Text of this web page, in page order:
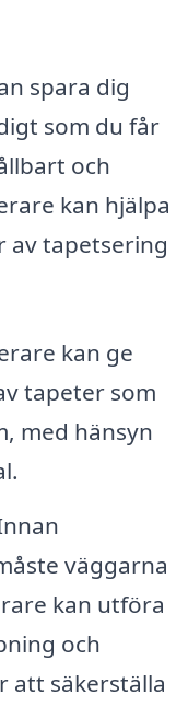
spara dig
som du får
och
kan hjälpa
av tapetsering
kan ge
tapeter som
med hänsyn
väggarna
kan utföra
och
att säkerställa